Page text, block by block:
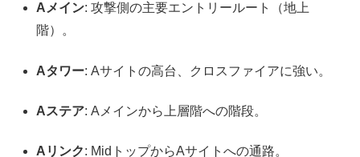
Aメイン: 攻撃側の主要エントリールート（地上
階）。
Aタワー: Aサイトの高台、クロスファイアに強い。
Aステア: Aメインから上層階への階段。
Aリンク: MidトップからAサイトへの通路。